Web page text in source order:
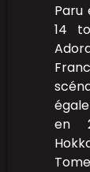
Paru
14
en